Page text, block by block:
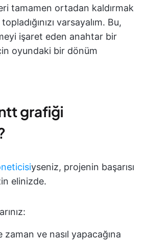
tamamen ortadan kaldırmak
varsayalım. Bu,
işaret eden anahtar bir
oyundaki bir dönüm
grafiği
yseniz, projenin başarısı
elinizde.
ve nasıl yapacağına